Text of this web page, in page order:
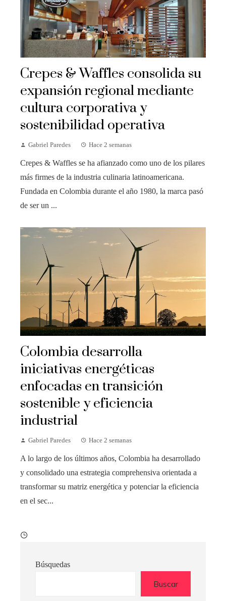
Crepes & Waffles consolida su
expansión regional mediante
cultura corporativa y
sostenibilidad operativa
Gabriel Paredes Hace 2 semanas
Crepes & Waffles se ha afianzado como uno de los pilares
más firmes de la industria culinaria latinoamericana.
Fundada en Colombia durante el año 1980, la marca pasó
de ser un ...
Colombia desarrolla
iniciativas energéticas
enfocadas en transición
sostenible y eficiencia
industrial
Gabriel Paredes Hace 2 semanas
A lo largo de los últimos años, Colombia ha desarrollado
y consolidado una estrategia comprehensiva orientada a
transformar su matriz energética y potenciar la eficiencia
en el sec...
Búsquedas
Buscar